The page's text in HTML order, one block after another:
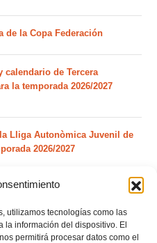
utilizamos tecnologías como las
la información del dispositivo. El
permitirá procesar datos como el
de la Copa Federación
calendario de Tercera
la temporada 2026/2027
Lliga Autonòmica Juvenil de
2026/2027
2026/27 se sorteará el